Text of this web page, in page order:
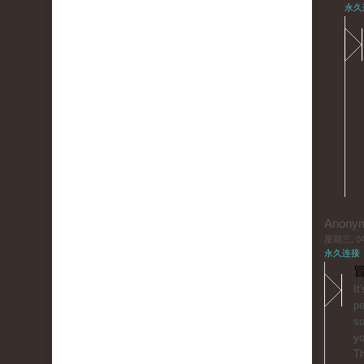
永久
星期三,
永久连接